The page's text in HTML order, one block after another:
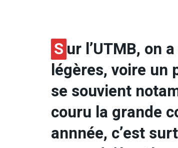
Sur l’UTMB, on
légères, voire un
se souvient
couru la grande
annnée, c’est